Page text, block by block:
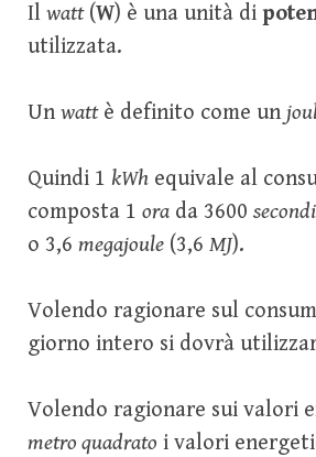
Il watt(W) è una unità di
utilizzata.
Un wattè definito come un
Quindi 1 kWhequivale al
composta 1 orada 3600 secondi
o 3,6 megajoule(3,6 MJ).
Volendo ragionare sul
giorno intero si dovrà
Volendo ragionare sui valori
metro quadrato i valori